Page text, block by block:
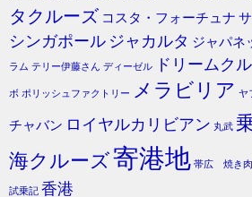
タクルーズ コスタ・フォーチュナ
シンガポール ジャカルタ ジャパネ
ラム テリー伊藤さん ディーゼル ドリームク
ボ ポリッシュファクトリー メラビリア ヤ
チャバン ロイヤルカリビアン 丸武
海クルーズ寄港地 帯広 焼き肉
試乗記 香港